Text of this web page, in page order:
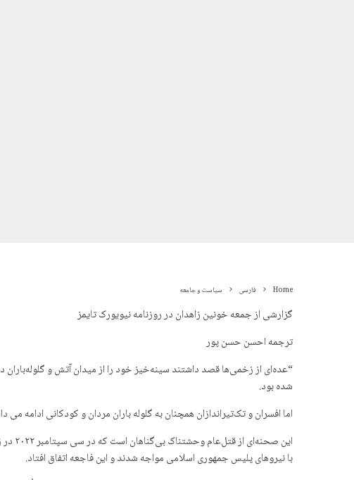
Home فارسی سیاست و جامعه
گزارشی از جمعه خونین زاهدان در روزنامه نیویورک تایمز
ترجمه احسن حسن پور
“عده‌ای از زخمی‌ها قصد داشتند سینه‌خیز خود را از میدان آتش و
شده بود.
اما افسران و تک‌تیراندازان همچنان به گلوله باران مردان و کودکانی ادامه
با نیروهای پلیس جمهوری اسلامی مواجه شدند و این فاجعه اتفاق افتا‌د.